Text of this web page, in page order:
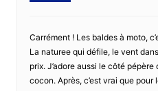
Carrément ! Les baldes à moto,
La naturee qui défile, le vent
prix. J’adore aussi le côté
cocon. Après, c’est vrai que pour